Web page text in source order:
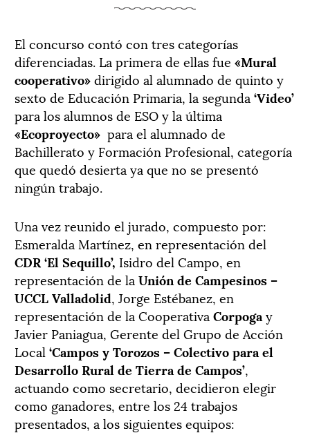
El concurso contó con tres categorías
diferenciadas. La primera de ellas fue «Mural
cooperativo»dirigido al alumnado de quinto y
sexto de Educación Primaria, la segunda ‘Video’
para los alumnos de ESO y la última
«Ecoproyecto» para el alumnado de
Bachillerato y Formación Profesional, categoría
que quedó desierta ya que no se presentó
ningún trabajo.
Una vez reunido el jurado, compuesto por:
Esmeralda Martínez, en representación del
CDR ‘El Sequillo’, Isidro del Campo, en
representación de la Unión de Campesinos –
UCCL Valladolid, Jorge Estébanez, en
representación de la Cooperativa Corpoga y
Javier Paniagua, Gerente del Grupo de Acción
Local ‘Campos y Torozos – Colectivo para el
Desarrollo Rural de Tierra de Campos’,
actuando como secretario, decidieron elegir
como ganadores, entre los 24 trabajos
presentados, a los siguientes equipos: